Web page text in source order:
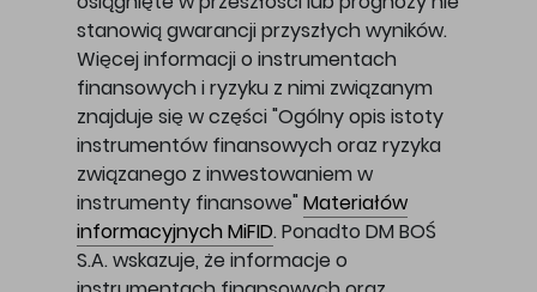
stanowią gwarancji przyszłych wyników.
Więcej informacji o instrumentach
finansowych i ryzyku z nimi związanym
znajduje się w części "Ogólny opis istoty
instrumentów finansowych oraz ryzyka
związanego z inwestowaniem w
instrumenty finansowe" Materiałów
informacyjnych MiFID. Ponadto DM BOŚ
S.A. wskazuje, że informacje o